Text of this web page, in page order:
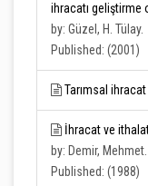
ihracatı geliştirme
by: Güzel, H. Tülay.
Published: (2001)
Tarımsal
İhracat ve
by: Demir, Mehmet.
Published: (1988)